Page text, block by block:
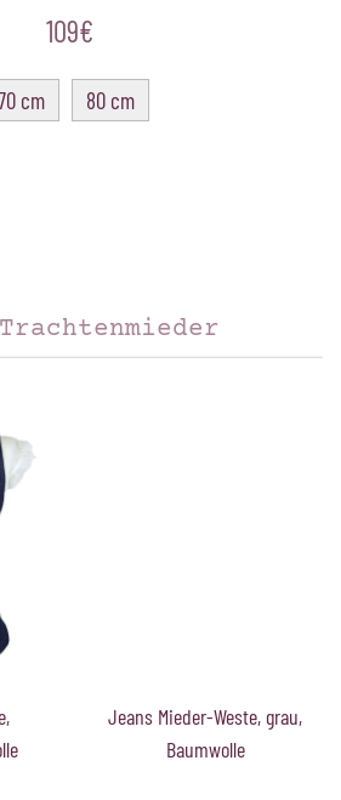
109€
cm 80 cm
Jeans Mieder-Weste, grau,
Baumwolle